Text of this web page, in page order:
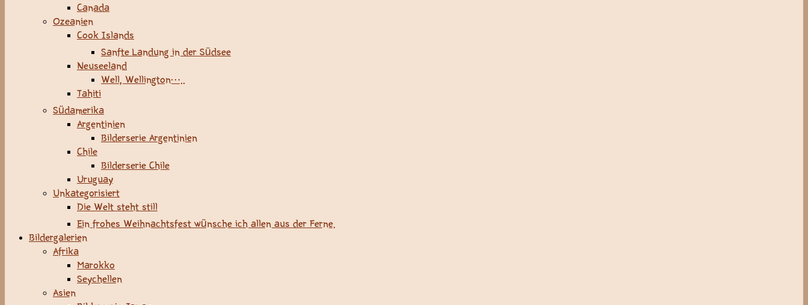
Canada
Ozeanien
Cook Islands
Sanfte Landung in der Südsee
Neuseeland
Well, Wellington…..
Tahiti
Südamerika
Argentinien
Bilderserie Argentinien
Chile
Bilderserie Chile
Uruguay
Unkategorisiert
Die Welt steht still
Ein frohes Weihnachtsfest wünsche ich allen aus der Ferne.
Bildergalerien
Afrika
Marokko
Seychellen
Asien